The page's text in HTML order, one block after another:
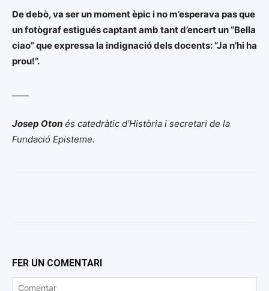
De debò, va ser un moment èpic i no m’esperava pas que
un fotògraf estigués captant amb tant d’encert un “Bella
ciao” que expressa la indignació dels docents: “Ja n’hi ha
prou!”.
Josep Oton és catedràtic d’Història i secretari de la
Fundació Episteme.
FER UN COMENTARI